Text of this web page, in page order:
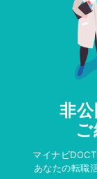
非
マイナビ
あなたの転職